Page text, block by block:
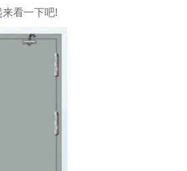
看一下吧!